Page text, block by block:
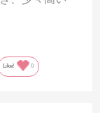
コリーを種
でした。
く思ってい
Like! 0